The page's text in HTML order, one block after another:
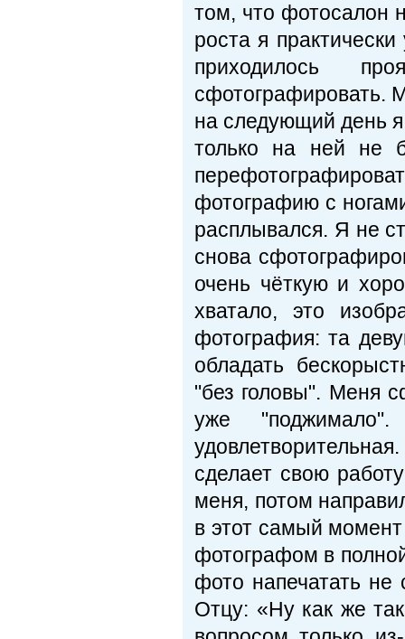
том, что фотосалон
роста я
приходилось
сфотографировать.
на следующий день
только на ней не
фотографию с
расплывался. Я не
снова
очень чёткую и
хватало, это
фотография: та
обладать
"без головы". Меня
уже
сделает свою
меня, потом
в этот самый
фотографом в
фото напечатать
Отцу: «Ну как же